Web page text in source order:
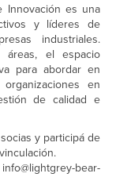
Innovación es una
y líderes de
industriales.
áreas, el espacio
para abordar en
en
de calidad e
y participá de
bear-